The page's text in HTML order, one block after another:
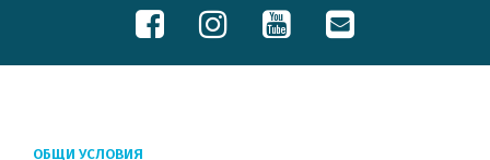
ОБЩИ УСЛОВИЯ